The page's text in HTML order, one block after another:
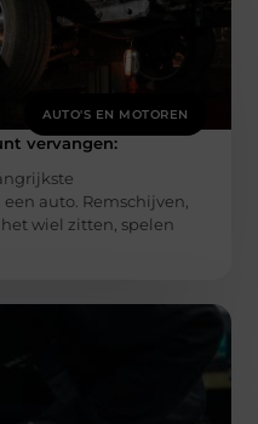
AUTO'S EN MOTOREN
vervangen:
auto. Remschijven,
wiel zitten, spelen